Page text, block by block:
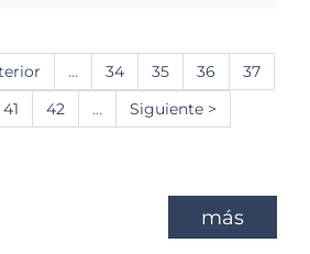
… Página
34 Página
35 Página
36 Página
37
Página
41 Página
42 …
Siguiente
página
Siguiente >
más